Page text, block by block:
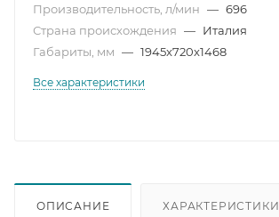
Производительность, л/мин — 696
Страна происхождения — Италия
Габариты, мм — 1945x720x1468
Все характеристики
ОПИСАНИЕ ХАРАКТЕРИСТИКИ